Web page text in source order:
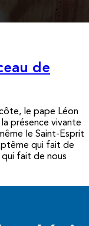
de
le pape Léon
présence vivante
le Saint-Esprit
qui fait de
qui fait de nous